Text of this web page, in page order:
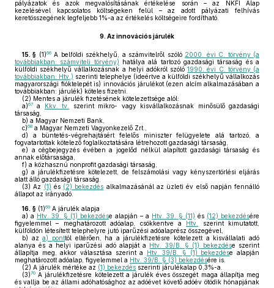
pályázatok és azok megvalósításának értékelése során – az NKFI Alap
kezelésével kapcsolatos költségeken felül – az adott pályázati felhívás
keretösszegének legfeljebb 1%-a az értékelés költségeire fordítható.
9. Az innovációs járulék
15. § (1)66A belföldi székhelyű, a számvitelről szóló 2000. évi C. törvény (a
továbbiakban: számviteli törvény) hatálya alá tartozó gazdasági társaság és a
külföldi székhelyű vállalkozásnak a helyi adókról szóló1990. évi C. törvény (a
továbbiakban: Htv.) szerinti telephelye (ideértve a külföldi székhelyű vállalkozás
magyarországi fióktelepét is) innovációs járulékot (ezen alcím alkalmazásában a
továbbiakban: járulék) köteles fizetni.
(2) Mentes a járulék fizetésének kötelezettsége alól:
a)67 a Kkv. tv.
szerint mikro- vagy kisvállalkozásnak minősülő gazdasági
társaság,
b) a Magyar Nemzeti Bank,
c)68 a Magyar Nemzeti Vagyonkezelő Zrt.,
d) a büntetés-végrehajtásért felelős miniszter felügyelete alá tartozó, a
fogvatartottak kötelező foglalkoztatására létrehozott gazdasági társaság,
e) a cégbejegyzés évében a jogelőd nélkül alapított gazdasági társaság és
annak előtársasága,
f) a közhasznú nonprofit gazdasági társaság,
g) a járulékfizetésre kötelezett, de felszámolási vagy kényszertörlési eljárás
alatt álló gazdasági társaság.
(3) Az (1) és (2) bekezdés alkalmazásánál az üzleti év első napján fennálló
állapot az irányadó.
16. § (1)69 A járulék alapja
a) a Htv. 39. § (1) bekezdése alapján – a Htv. 39. § (11) és (12) bekezdésére
figyelemmel – meghatározott adóalap, csökkentve a Htv.
szerint kimutatott,
külföldön létesített telephelyre jutó iparűzési adóalaprész összegével,
b) aza) ponttól eltérően, ha a járulékfizetésre kötelezett a kisvállalati adó
alanya és a helyi iparűzési adó alapját a Htv. 39/B. § (1) bekezdése szerint
állapítja meg, akkor választása szerint a Htv. 39/B. § (1) bekezdése alapján
meghatározott adóalap, figyelemmel a Htv. 39/B. § (3) bekezdésére is.
(2) A járulék mértéke az (1) bekezdés szerinti járulékalap 0,3%-a.
(3)70 A járulékfizetésre kötelezett a járulék éves összegét maga állapítja meg
és vallja be az állami adóhatósághoz az adóévet követő adóév ötödik hónapjának